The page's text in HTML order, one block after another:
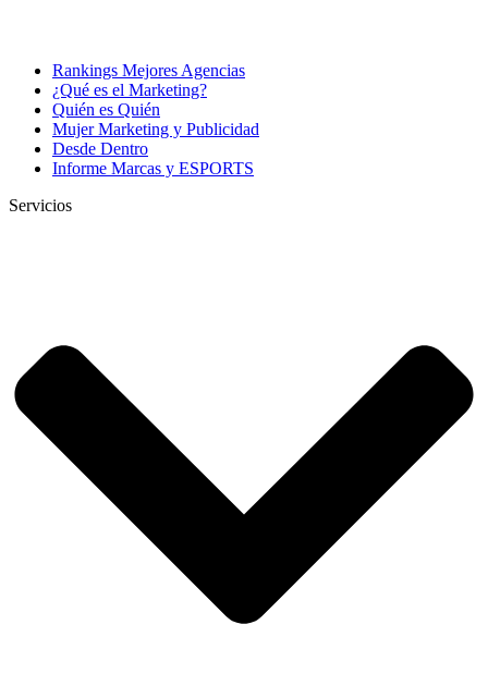
Rankings Mejores Agencias
¿Qué es el Marketing?
Quién es Quién
Mujer Marketing y Publicidad
Desde Dentro
Informe Marcas y ESPORTS
Servicios